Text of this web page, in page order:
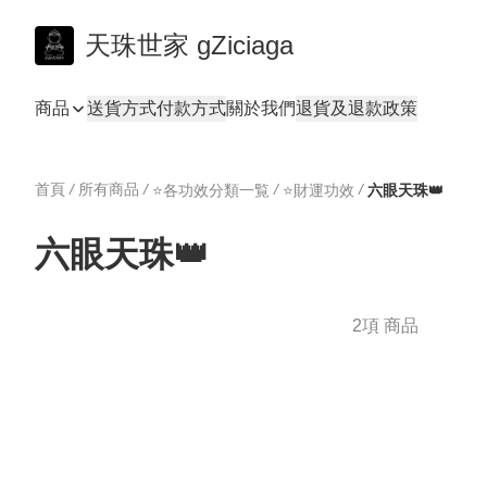
天珠世家 gZiciaga
商品 送貨方式付款方式關於我們退貨及退款政策
首頁 / 所有商品 / ⭐️各功效分類一覧 / ⭐️財運功效 / 六眼天珠👑
六眼天珠👑
2項 商品